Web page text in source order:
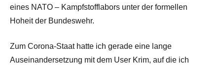
eines NATO – Kampfstofflabors unter der formellen
Hoheit der Bundeswehr.
Zum Corona-Staat hatte ich gerade eine lange
Auseinandersetzung mit dem User Krim, auf die ich